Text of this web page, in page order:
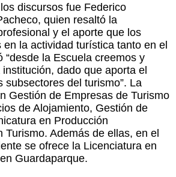
discursos fue Federico
quien resaltó la
y el aporte que los
la actividad turística tanto en el
la Escuela creemos y
dado que aporta el
del turismo”. La
Gestión de Empresas de Turismo
de Alojamiento, Gestión de
en Producción
Además de ellas, en el
se ofrece la Licenciatura en
Guardaparque.